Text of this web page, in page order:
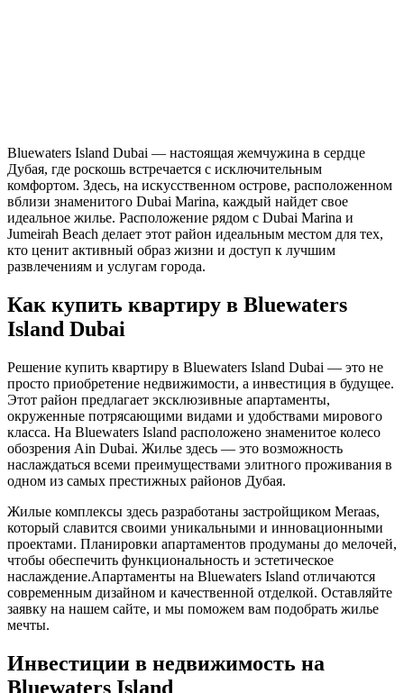
Bluewaters Island Dubai — настоящая жемчужина в сердце
Дубая, где роскошь встречается с исключительным
комфортом. Здесь, на искусственном острове, расположенном
вблизи знаменитого Dubai Marina, каждый найдет свое
идеальное жилье. Расположение рядом с Dubai Marina и
Jumeirah Beach делает этот район идеальным местом для тех,
кто ценит активный образ жизни и доступ к лучшим
развлечениям и услугам города.
Как купить квартиру в Bluewaters
Island Dubai
Решение купить квартиру в Bluewaters Island Dubai — это не
просто приобретение недвижимости, а инвестиция в будущее.
Этот район предлагает эксклюзивные апартаменты,
окруженные потрясающими видами и удобствами мирового
класса. На Bluewaters Island расположено знаменитое колесо
обозрения Ain Dubai. Жилье здесь — это возможность
наслаждаться всеми преимуществами элитного проживания в
одном из самых престижных районов Дубая.
Жилые комплексы здесь разработаны застройщиком Meraas,
который славится своими уникальными и инновационными
проектами. Планировки апартаментов продуманы до мелочей,
чтобы обеспечить функциональность и эстетическое
наслаждение.Апартаменты на Bluewaters Island отличаются
современным дизайном и качественной отделкой. Оставляйте
заявку на нашем сайте, и мы поможем вам подобрать жилье
мечты.
Инвестиции в недвижимость на
Bluewaters Island